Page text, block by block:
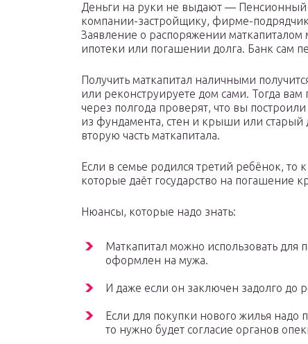
Деньги на руки не выдают —
компании-застройщику, фирме-
Заявление о распоряжении
ипотеки или погашении долга. Банк сам
Получить маткапитал наличными
или реконструируете дом сами. Тогда вам
через полгода проверят, что вы
из фундамента, стен и крыши или старый
вторую часть маткапитала.
Если в семье родился третий ребёнок, то
которые даёт государство на погашение
Нюансы, которые надо знать:
Маткапитал можно использовать
оформлен на мужа.
И даже если он заключен задолго до
Если для покупки нового жилья надо
то нужно будет согласие органов